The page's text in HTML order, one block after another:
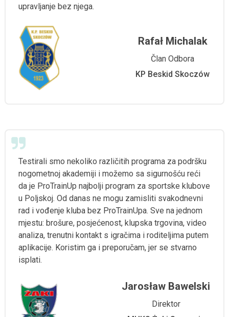
upravljanje bez njega.
Rafał Michalak
Član Odbora
KP Beskid Skoczów
Testirali smo nekoliko različitih programa za podršku
nogometnoj akademiji i možemo sa sigurnošću reći
da je ProTrainUp najbolji program za sportske klubove
u Poljskoj. Od danas ne mogu zamisliti svakodnevni
rad i vođenje kluba bez ProTrainUpa. Sve na jednom
mjestu: brošure, posjećenost, klupska trgovina, video
analiza, trenutni kontakt s igračima i roditeljima putem
aplikacije. Koristim ga i preporučam, jer se stvarno
isplati.
Jarosław Bawelski
Direktor